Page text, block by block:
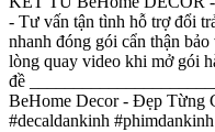
- Tư vấn tận tình hỗ trợ đổi
nhanh đóng gói cẩn thận
lòng quay video khi mở gói
đề
BeHome Decor - Đẹp Từng
#decaldankinh